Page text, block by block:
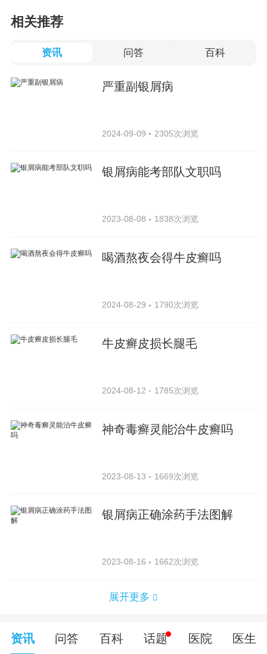
相关推荐
资讯 问答 百科
严重副银屑病
2024-09-09 2305次浏览
银屑病能考部队文职吗
2023-08-08 1838次浏览
喝酒熬夜会得牛皮癣吗
2024-08-29 1790次浏览
牛皮癣皮损长腿毛
2024-08-12 1785次浏览
神奇毒癣灵能治牛皮癣吗
2023-08-13 1669次浏览
银屑病正确涂药手法图解
2023-08-16 1662次浏览
展开更多
资讯 问答 百科 话题 医院 医生